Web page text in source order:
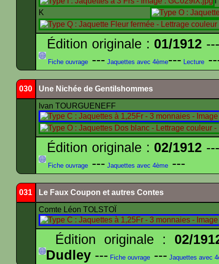
K
Édition originale : 01/1912
Fiche ouvrage --- Jaquettes avec 4ème--- Lecture
030 Une Nichée de Gentilshommes
Ivan TOURGUENEFF
Édition originale : 02/1912
Fiche ouvrage --- Jaquettes avec 4ème ---
031 Le Faux Coupon et autres Contes
Comte Léon TOLSTOÏ
Édition originale : 02/
Dudley --- Fiche ouvrage --- Jaquettes avec